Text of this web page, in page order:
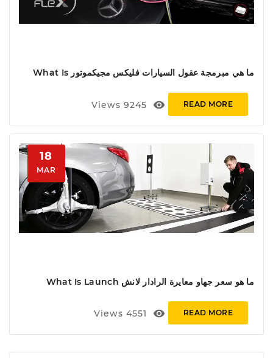
ما هي مبرمجة عقول السيارات فليكس مجيكموتور What Is
READ MORE
visibility
18
MAR
ما هو سعر جهاو معايرة الرادار لانش What Is Launch
READ MORE
visibility